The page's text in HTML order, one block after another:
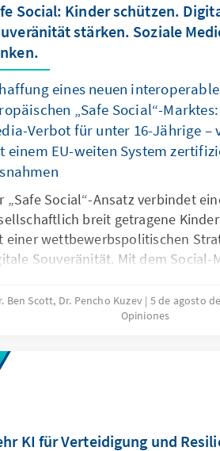
Social: Kinder schützen.
stärken. Soziale
eines neuen
„Safe Social“-
Verbot für unter 16-Jährige –
einem EU-weiten System
„Safe Social“-Ansatz verbindet
breit getragene
einer wettbewerbspolitischen
Souveränität. Mit dem Social-
digitale Produkte und die
marktbeherrschender
verbunden werden, um
Dienste neu auszurichten:
geschützt werden, zugleich
werden.
Ben Scott, Dr. Pencho Kuzev 5 de agosto
Opiniones
KI für Verteidigung und